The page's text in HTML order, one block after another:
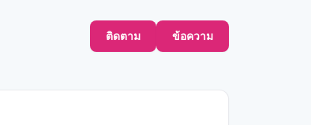
ติดตาม ข้อความ